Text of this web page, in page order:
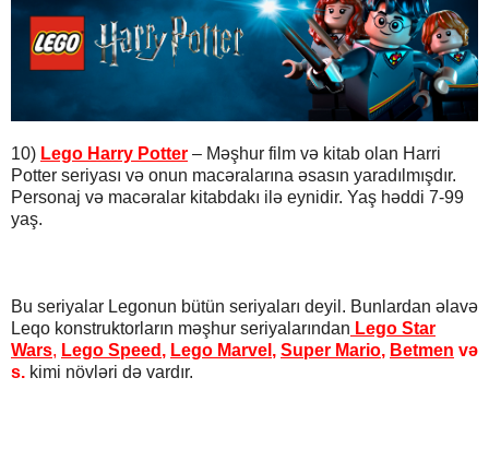
10) Lego Harry Potter – Məşhur film və kitab olan Harri
Potter seriyası və onun macəralarına əsasın yaradılmışdır.
Personaj və macəralar kitabdakı ilə eynidir. Yaş həddi 7-99
yaş.
Bu seriyalar Legonun bütün seriyaları deyil. Bunlardan əlavə
Leqo konstruktorların məşhur seriyalarından Lego Star
Wars, Lego Speed , Lego Marvel , Super Mario, Betmen və
s. kimi növləri də vardır.